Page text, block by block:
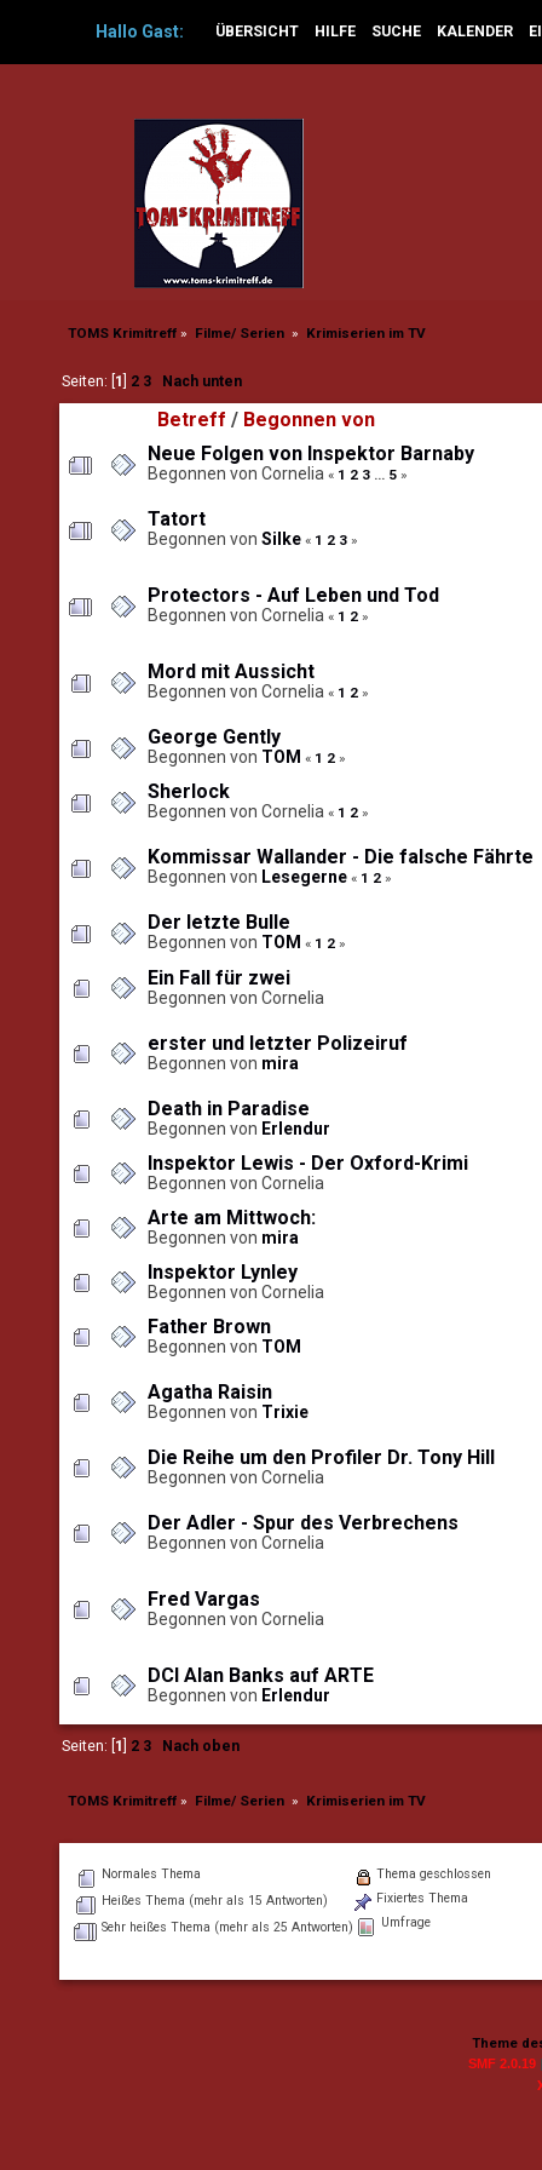
Hallo Gast: ÜBERSICHT HILFE SUCHE KALENDER
TOMS Krimitreff» Filme/ Serien » Krimiserien im TV
Seiten: [ 1 2 3 Nach unten
Betreff / Begonnen von
Neue Folgen von Inspektor Barnaby
Begonnen von Cornelia « 1 2 3 ... 5 »
Tatort
Begonnen von Silke « 1 2 3 »
Protectors - Auf Leben und Tod
Begonnen von Cornelia « 1 2 »
Mord mit Aussicht
Begonnen von Cornelia « 1 2 »
George Gently
Begonnen von TOM « 1 2 »
Sherlock
Begonnen von Cornelia « 1 2 »
Kommissar Wallander - Die falsche Fährte
Begonnen von Lesegerne « 1 2 »
Der letzte Bulle
Begonnen von TOM « 1 2 »
Ein Fall für zwei
Begonnen von Cornelia
erster und letzter Polizeiruf
Begonnen von mira
Death in Paradise
Begonnen von Erlendur
Inspektor Lewis - Der Oxford-Krimi
Begonnen von Cornelia
Arte am Mittwoch:
Begonnen von mira
Inspektor Lynley
Begonnen von Cornelia
Father Brown
Begonnen von TOM
Agatha Raisin
Begonnen von Trixie
Die Reihe um den Profiler Dr. Tony Hill
Begonnen von Cornelia
Der Adler - Spur des Verbrechens
Begonnen von Cornelia
Fred Vargas
Begonnen von Cornelia
DCI Alan Banks auf ARTE
Begonnen von Erlendur
Seiten: [ 1 2 3 Nach oben
TOMS Krimitreff» Filme/ Serien » Krimiserien im TV
Normales Thema
Heißes Thema (mehr als 15 Antworten)
Sehr heißes Thema (mehr als 25 Antworten)
Thema geschlossen
Fixiertes Thema
Umfrage
Theme
SMF 2.0.19